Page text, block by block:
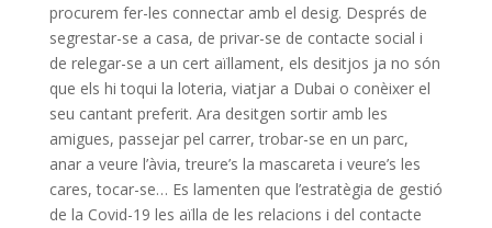
procurem fer-les connectar amb el desig. Després de
segrestar-se a casa, de privar-se de contacte social i
de relegar-se a un cert aïllament, els desitjos ja no són
que els hi toqui la loteria, viatjar a Dubai o conèixer el
seu cantant preferit. Ara desitgen sortir amb les
amigues, passejar pel carrer, trobar-se en un parc,
anar a veure l’àvia, treure’s la mascareta i veure’s les
cares, tocar-se… Es lamenten que l’estratègia de gestió
de la Covid-19 les aïlla de les relacions i del contacte